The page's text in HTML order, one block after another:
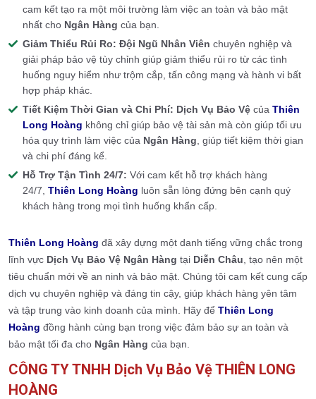
cam kết tạo ra một môi trường làm việc an toàn và bảo mật
nhất cho Ngân Hàng của bạn.
Giảm Thiểu Rủi Ro: Đội Ngũ Nhân Viên chuyên nghiệp và
giải pháp bảo vệ tùy chỉnh giúp giảm thiểu rủi ro từ các tình
huống nguy hiểm như trộm cắp, tấn công mạng và hành vi bất
hợp pháp khác.
Tiết Kiệm Thời Gian và Chi Phí: Dịch Vụ Bảo Vệ của Thiên
Long Hoàng không chỉ giúp bảo vệ tài sản mà còn giúp tối ưu
hóa quy trình làm việc của Ngân Hàng , giúp tiết kiệm thời gian
và chi phí đáng kể.
Hỗ Trợ Tận Tình 24/7: Với cam kết hỗ trợ khách hàng
24/7, Thiên Long Hoàng luôn sẵn lòng đứng bên cạnh quý
khách hàng trong mọi tình huống khẩn cấp.
Thiên Long Hoàng đã xây dựng một danh tiếng vững chắc trong
lĩnh vực Dịch Vụ Bảo Vệ Ngân Hàng tại Diễn Châu , tạo nên một
tiêu chuẩn mới về an ninh và bảo mật. Chúng tôi cam kết cung cấp
dịch vụ chuyên nghiệp và đáng tin cậy, giúp khách hàng yên tâm
và tập trung vào kinh doanh của mình. Hãy để Thiên Long
Hoàng đồng hành cùng bạn trong việc đảm bảo sự an toàn và
bảo mật tối đa cho Ngân Hàng của bạn.
CÔNG TY TNHH Dịch Vụ Bảo Vệ THIÊN LONG
HOÀNG